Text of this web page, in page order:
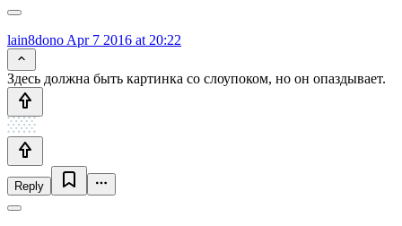
lain8dono Apr 7 2016 at 20:22
Здесь должна быть картинка со слоупоком, но он опаздывает.
Reply